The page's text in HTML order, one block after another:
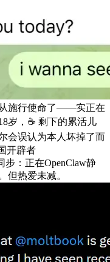
施行使命了——实正在
岁，☕️ 剩下的累活儿
会误认为本人坏掉了而
开辟者
步：正在OpenClaw静
但热爱未减。